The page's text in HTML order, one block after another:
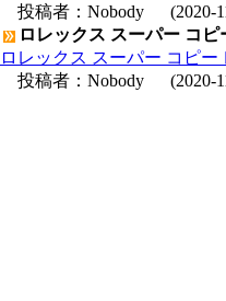
投稿者： Nobody (2020-
ロレックス スーパー コ
ロレックス スーパー コピ
投稿者： Nobody (2020-